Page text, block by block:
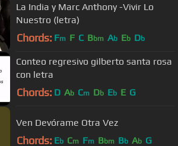
La India y Marc Anthony -Vivir Lo
Nuestro (letra)
Chords: Fm F C Bbm Ab Eb Db
Conteo regresivo gilberto santa rosa
con letra
Chords: D Ab Cm Db Eb E G
Ven Devórame Otra Vez
Chords: Eb Cm Fm Bbm Bb Ab G